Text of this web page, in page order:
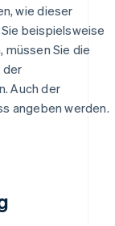
wie dieser
beispielsweise
müssen Sie die
der
Auch der
angeben werden.